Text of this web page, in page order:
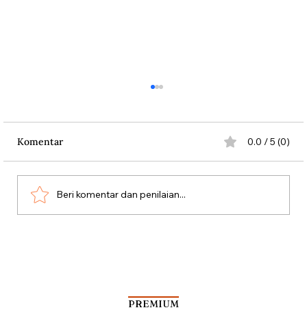
Komentar 0.0 / 5 (0)
Beri komentar dan penilaian...
PREMIUM